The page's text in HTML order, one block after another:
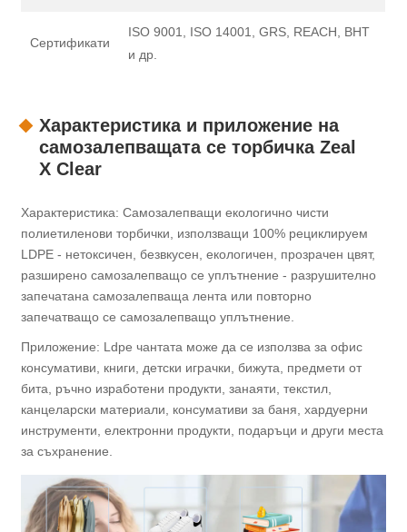
Сертификати
ISO 9001, ISO 14001, GRS, REACH, BHT
и др.
Характеристика и приложение на
самозалепващата се торбичка Zeal
X Clear
Характеристика: Самозалепващи екологично чисти
полиетиленови торбички, използващи 100% рециклируем
LDPE - нетоксичен, безвкусен, екологичен, прозрачен цвят,
разширено самозалепващо се уплътнение - разрушително
запечатана самозалепваща лента или повторно
запечатващо се самозалепващо уплътнение.
Приложение: Ldpe чантата може да се използва за офис
консумативи, книги, детски играчки, бижута, предмети от
бита, ръчно изработени продукти, занаяти, текстил,
канцеларски материали, консумативи за баня, хардуерни
инструменти, електронни продукти, подаръци и други места
за съхранение.